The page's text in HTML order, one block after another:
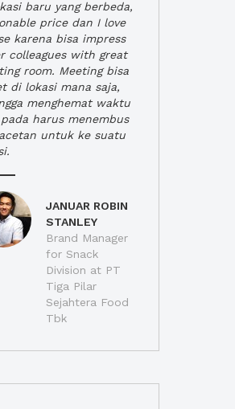
baru yang berbeda,
price dan I love
karena bisa impress
colleagues with great
room. Meeting bisa
di lokasi mana saja,
menghemat waktu
harus menembus
untuk ke suatu
JANUAR ROBIN
STANLEY
Brand Manager
for Snack
Division at PT
Tiga Pilar
Sejahtera Food
Tbk